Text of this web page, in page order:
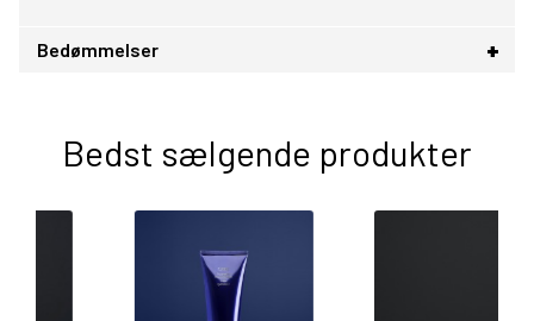
Bedømmelser
Bedst sælgende produkter